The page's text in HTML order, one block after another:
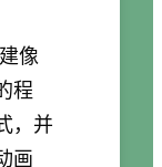
像
程
，并
画